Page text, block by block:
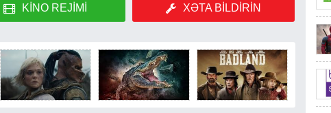
KINO REJIMI XƏTA BILDIRIN